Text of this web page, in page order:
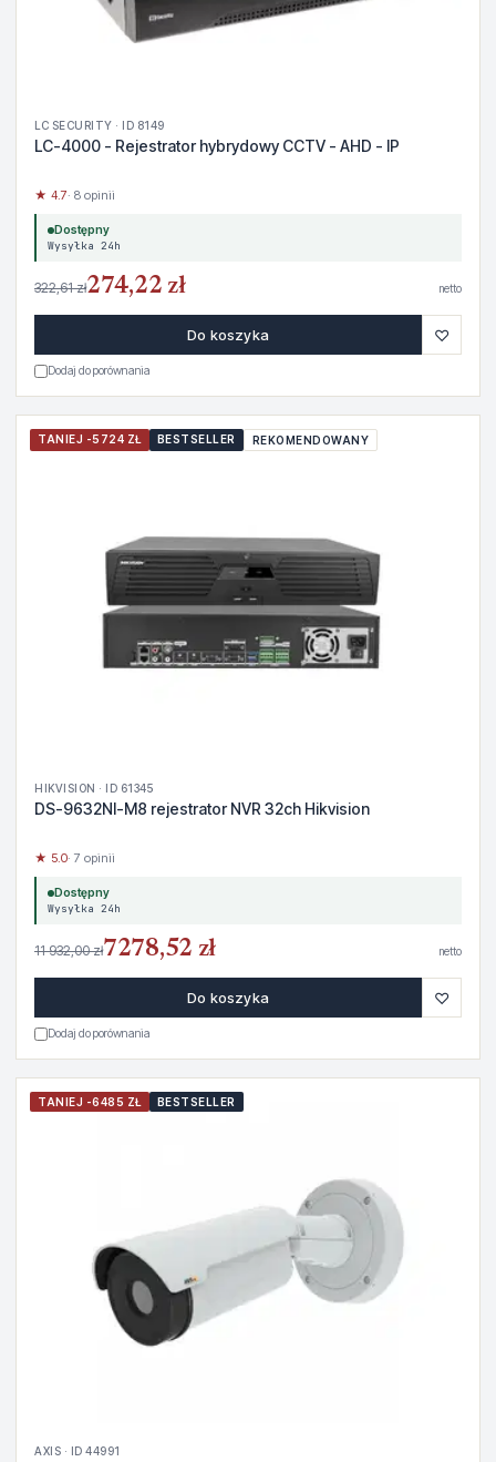
LC SECURITY · ID 8149
LC-4000 - Rejestrator hybrydowy CCTV - AHD - IP
★ 4.7· 8 opinii
Dostępny
Wysyłka 24h
322,61 zł274,22 zł netto
Do koszyka ♡
Dodaj do porównania
TANIEJ -5724 ZŁ BESTSELLER REKOMENDOWANY
HIKVISION · ID 61345
DS-9632NI-M8 rejestrator NVR 32ch Hikvision
★ 5.0· 7 opinii
Dostępny
Wysyłka 24h
11 932,00 zł7278,52 zł netto
Do koszyka ♡
Dodaj do porównania
TANIEJ -6485 ZŁ BESTSELLER
AXIS · ID 44991